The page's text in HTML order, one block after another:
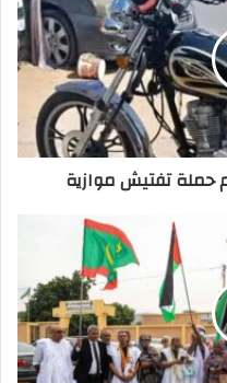
حملة تفتيش موازية